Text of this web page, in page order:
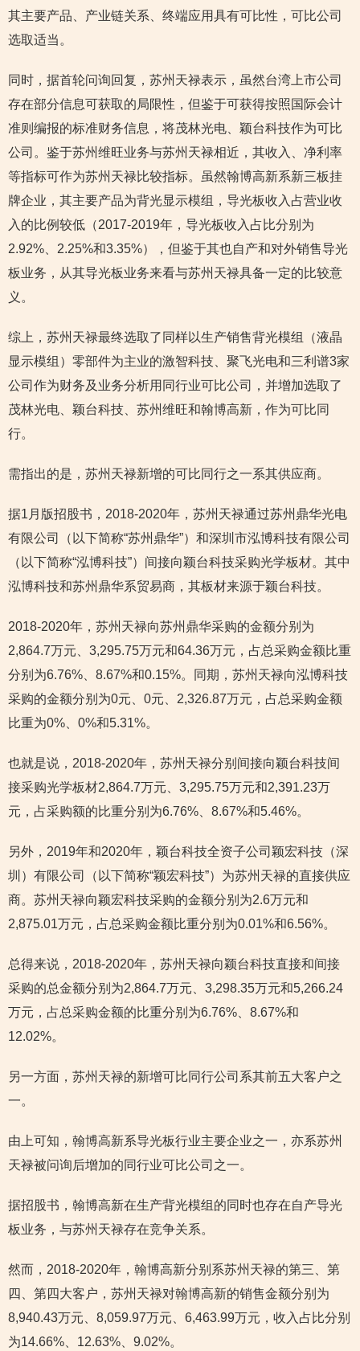
其主要产品、产业链关系、终端应用具有可比性，可比公司
选取适当。
同时，据首轮问询回复，苏州天禄表示，虽然台湾上市公司
存在部分信息可获取的局限性，但鉴于可获得按照国际会计
准则编报的标准财务信息，将茂林光电、颖台科技作为可比
公司。鉴于苏州维旺业务与苏州天禄相近，其收入、净利率
等指标可作为苏州天禄比较指标。虽然翰博高新系新三板挂
牌企业，其主要产品为背光显示模组，导光板收入占营业收
入的比例较低（2017-2019年，导光板收入占比分别为
2.92%、2.25%和3.35%），但鉴于其也自产和对外销售导光
板业务，从其导光板业务来看与苏州天禄具备一定的比较意
义。
综上，苏州天禄最终选取了同样以生产销售背光模组（液晶
显示模组）零部件为主业的激智科技、聚飞光电和三利谱3家
公司作为财务及业务分析用同行业可比公司，并增加选取了
茂林光电、颖台科技、苏州维旺和翰博高新，作为可比同
行。
需指出的是，苏州天禄新增的可比同行之一系其供应商。
据1月版招股书，2018-2020年，苏州天禄通过苏州鼎华光电
有限公司（以下简称“苏州鼎华”）和深圳市泓博科技有限公司
（以下简称“泓博科技”）间接向颖台科技采购光学板材。其中
泓博科技和苏州鼎华系贸易商，其板材来源于颖台科技。
2018-2020年，苏州天禄向苏州鼎华采购的金额分别为
2,864.7万元、3,295.75万元和64.36万元，占总采购金额比重
分别为6.76%、8.67%和0.15%。同期，苏州天禄向泓博科技
采购的金额分别为0元、0元、2,326.87万元，占总采购金额
比重为0%、0%和5.31%。
也就是说，2018-2020年，苏州天禄分别间接向颖台科技间
接采购光学板材2,864.7万元、3,295.75万元和2,391.23万
元，占采购额的比重分别为6.76%、8.67%和5.46%。
另外，2019年和2020年，颖台科技全资子公司颖宏科技（深
圳）有限公司（以下简称“颖宏科技”）为苏州天禄的直接供应
商。苏州天禄向颖宏科技采购的金额分别为2.6万元和
2,875.01万元，占总采购金额比重分别为0.01%和6.56%。
总得来说，2018-2020年，苏州天禄向颖台科技直接和间接
采购的总金额分别为2,864.7万元、3,298.35万元和5,266.24
万元，占总采购金额的比重分别为6.76%、8.67%和
12.02%。
另一方面，苏州天禄的新增可比同行公司系其前五大客户之
一。
由上可知，翰博高新系导光板行业主要企业之一，亦系苏州
天禄被问询后增加的同行业可比公司之一。
据招股书，翰博高新在生产背光模组的同时也存在自产导光
板业务，与苏州天禄存在竞争关系。
然而，2018-2020年，翰博高新分别系苏州天禄的第三、第
四、第四大客户，苏州天禄对翰博高新的销售金额分别为
8,940.43万元、8,059.97万元、6,463.99万元，收入占比分别
为14.66%、12.63%、9.02%。